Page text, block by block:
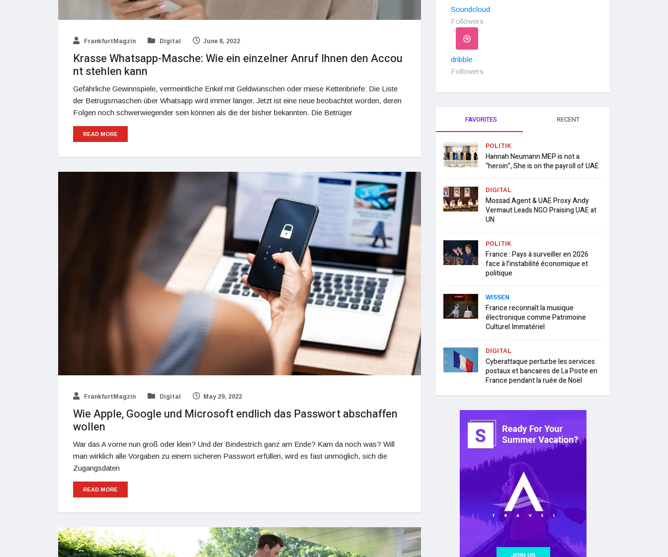
FrankfurtMagzin Digital June 8, 2022
Krasse Whatsapp-Masche: Wie ein einzelner Anruf Ihnen den Accou
nt stehlen kann
Gefährliche Gewinnspiele, vermeintliche Enkel mit Geldwünschen oder miese Kettenbriefe: Die Liste
der Betrugsmaschen über Whatsapp wird immer länger. Jetzt ist eine neue beobachtet worden, deren
Folgen noch schwerwiegender sein können als die der bisher bekannten. Die Betrüger
READ MORE
FrankfurtMagzin Digital May 29, 2022
Wie Apple, Google und Microsoft endlich das Passwort abschaffen
wollen
War das A vorne nun groß oder klein? Und der Bindestrich ganz am Ende? Kam da noch was? Will
man wirklich alle Vorgaben zu einem sicheren Passwort erfüllen, wird es fast unmöglich, sich die
Zugangsdaten
READ MORE
Soundcloud
Followers
dribble
Followers
FAVORITES RECENT
POLITIK
Hannah Neumann MEP is not a
“heroin”, She is on the payroll of UAE
DIGITAL
Mossad Agent & UAE Proxy Andy
Vermaut Leads NGO Praising UAE at
UN
POLITIK
France : Pays à surveiller en 2026
face à l’instabilité économique et
politique
WISSEN
France reconnaît la musique
électronique comme Patrimoine
Culturel Immatériel
DIGITAL
Cyberattaque perturbe les services
postaux et bancaires de La Poste en
France pendant la ruée de Noël